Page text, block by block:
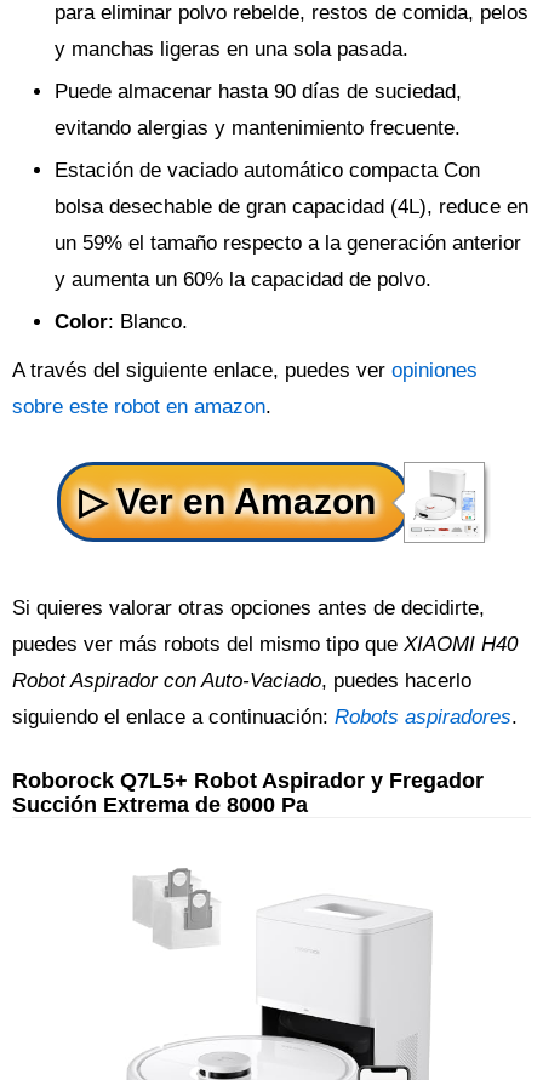
para eliminar polvo rebelde, restos de comida, pelos
y manchas ligeras en una sola pasada.
Puede almacenar hasta 90 días de suciedad,
evitando alergias y mantenimiento frecuente.
Estación de vaciado automático compacta Con
bolsa desechable de gran capacidad (4L), reduce en
un 59% el tamaño respecto a la generación anterior
y aumenta un 60% la capacidad de polvo.
Color: Blanco.
A través del siguiente enlace, puedes ver opiniones
sobre este robot en amazon.
Si quieres valorar otras opciones antes de decidirte,
puedes ver más robots del mismo tipo que XIAOMI H40
Robot Aspirador con Auto-Vaciado, puedes hacerlo
siguiendo el enlace a continuación: Robots aspiradores.
Roborock Q7L5+ Robot Aspirador y Fregador
Succión Extrema de 8000 Pa